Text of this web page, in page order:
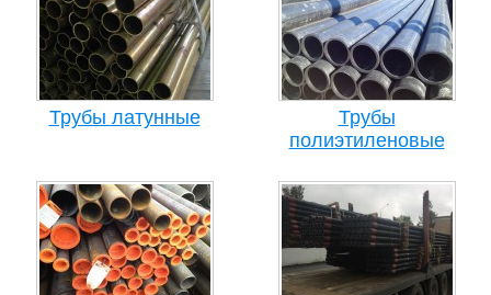
Трубы латунные
Трубы
полиэтиленовые